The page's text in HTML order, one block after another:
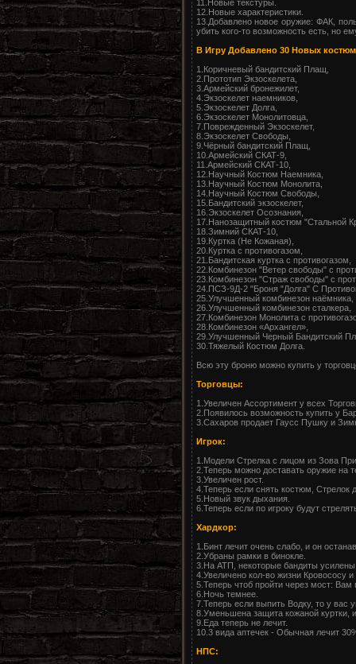
11.Новые текстуры.
12.Новые характеристики.
13.Добавлено новое оружие: ФАК,
убить кого-то возможность есть, но
В Игру Добавлено 30 Новых
1.Коричневый бандитский Плащ,
2.Прототип Экзоскелета,
3.Армейский бронежилет,
4.Экзоскелет наемников,
5.Экзоскелет Долга,
6.Экзоскелет Монолитовца,
7.Поврежденный Экзоскелет,
8.Экзоскелет Свободы,
9.Чёрный бандитский Плащ,
10.Армейский СКАТ-9,
11.Армейский СКАТ-10,
12.Научный Костюм Наемника,
13.Научный Костюм Монолита,
14.Научный Костюм Свободы,
15.Бандитский экзоскелет,
16.Экзоскелет Осознания,
17.Нанозащитный костюм "Стальной
18.Зимний СКАТ-10,
19.Куртка (Не Кожаная),
20.Куртка с противогазом,
21.Бандитская куртка с противогазом,
22.Комбинезон "Ветер свободы" с
23.Комбинезон "Страж свободы" с
24.ПСЗ-9Д-2 "Броня "Долга" С
25.Улучшенный комбинезон наёмника,
26.Улучшенный комбинезон сталкера,
27.Комбинезон Монолита с
28.Комбинезон «Архангел»,
29.Улучшенный Черный Бандитский
30.Тяжелый Костюм Долга.
Всю эту броню можно купить у
Торговцы:
1.Увеличен Ассортимент у всех
2.Появилось возможность купить у
3.Сахаров продает Гаусс Пушку и
Игрок:
1.Модели Стрелка с лицом из Зова
2.Теперь можно доставать оружие на
3.Увеличен рост.
4.Теперь если снять костюм, Стрелок
5.Новый звук дыхания.
6.Теперь если по игроку будут
Хардкор:
1.Бинт лечит очень слабо, и он
2.Убраны рамки в бинокле.
3.На АТП, некоторые бандиты
4.Увеличено кол-во жизни Кровососу и
5.Теперь чтоб пройти через мост:
6.Ночь темнее.
7.Теперь если выпить Водку, то у вас
8.Уменьшена защита кожаной куртки,
9.Еда теперь не лечит.
10.3 вида аптечек - Обычная лечит
НПС: